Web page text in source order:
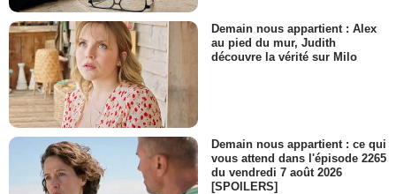
Demain nous appartient : Alex
au pied du mur, Judith
découvre la vérité sur Milo
Demain nous appartient : ce qui
vous attend dans l'épisode 2265
du vendredi 7 août 2026
[SPOILERS]